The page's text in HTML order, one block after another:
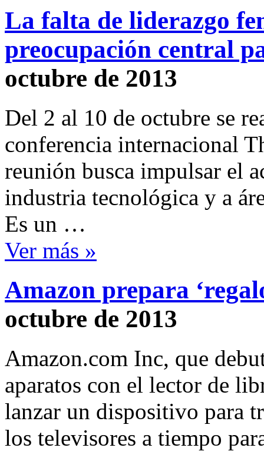
La falta de liderazgo
preocupación central
octubre de 2013
Del 2 al 10 de octubre se
conferencia internacional
reunión busca impulsar el
industria tecnológica y a
Es un …
Ver más »
Amazon prepara
octubre de 2013
Amazon.com Inc, que
aparatos con el lector de
lanzar un dispositivo para
los televisores a tiempo